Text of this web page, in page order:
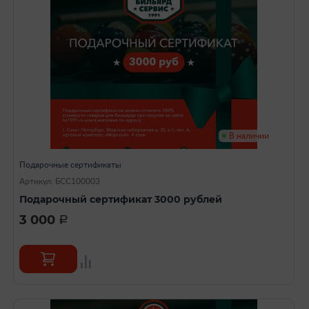
В наличии
Подарочные сертификаты
Артикул: БСС100003
Подарочный сертификат 3000 рублей
3 000 a